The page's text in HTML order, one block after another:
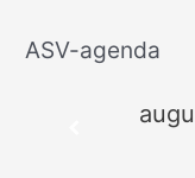
ASV-agenda
A